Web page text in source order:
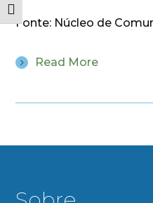
Alternar tamanho da fonte
Fonte: Núcleo de
Read More